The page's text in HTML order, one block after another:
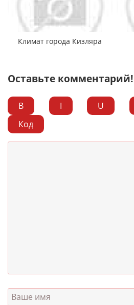
Климат города Кизляра
Оставьте комментарий!
B I U
Код